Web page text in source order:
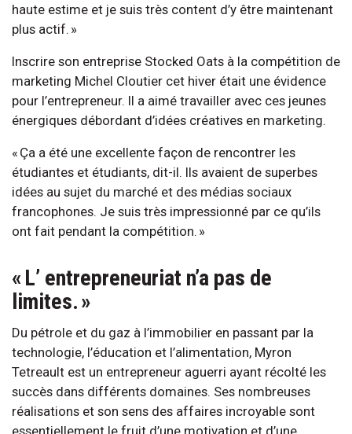
haute estime et je suis très content d’y être maintenant
plus actif. »
Inscrire son entreprise Stocked Oats à la compétition de
marketing Michel Cloutier cet hiver était une évidence
pour l’entrepreneur. Il a aimé travailler avec ces jeunes
énergiques débordant d’idées créatives en marketing.
« Ça a été une excellente façon de rencontrer les
étudiantes et étudiants, dit-il. Ils avaient de superbes
idées au sujet du marché et des médias sociaux
francophones. Je suis très impressionné par ce qu’ils
ont fait pendant la compétition. »
« L’ entrepreneuriat n’a pas de
limites. »
Du pétrole et du gaz à l’immobilier en passant par la
technologie, l’éducation et l’alimentation, Myron
Tetreault est un entrepreneur aguerri ayant récolté les
succès dans différents domaines. Ses nombreuses
réalisations et son sens des affaires incroyable sont
essentiellement le fruit d’une motivation et d’une